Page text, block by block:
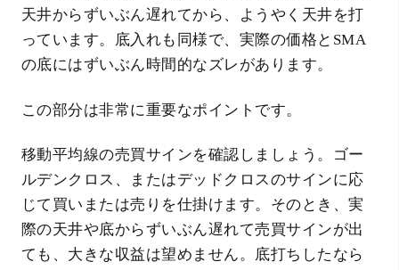
天井からずいぶん遅れてから、ようやく天井を打
っています。底入れも同様で、実際の価格とSMA
の底にはずいぶん時間的なズレがあります。
この部分は非常に重要なポイントです。
移動平均線の売買サインを確認しましょう。ゴー
ルデンクロス、またはデッドクロスのサインに応
じて買いまたは売りを仕掛けます。そのとき、実
際の天井や底からずいぶん遅れて売買サインが出
ても、大きな収益は望めません。底打ちしたなら